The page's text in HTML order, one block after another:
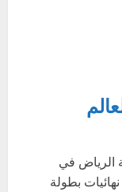
الرياض في
بطولة